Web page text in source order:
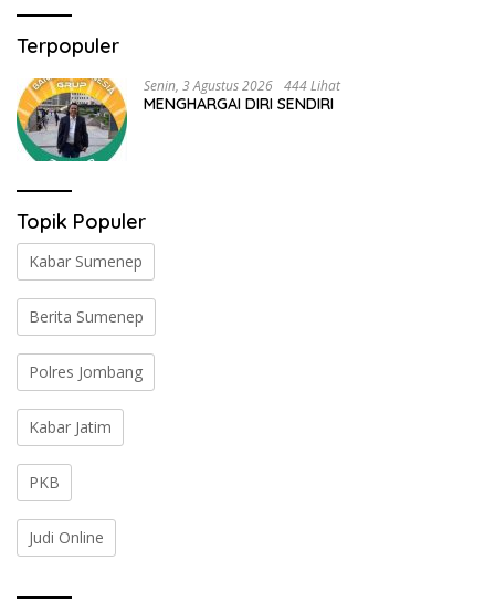
Terpopuler
Senin, 3 Agustus 2026 444 Lihat
MENGHARGAI DIRI SENDIRI
Topik Populer
Kabar Sumenep
Berita Sumenep
Polres Jombang
Kabar Jatim
PKB
Judi Online